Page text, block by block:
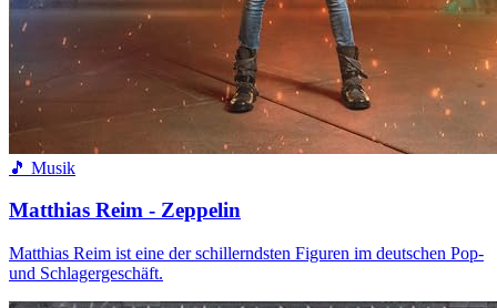
🎵 Musik
Matthias Reim - Zeppelin
Matthias Reim ist eine der schillerndsten Figuren im deutschen Pop-
und Schlagergeschäft.